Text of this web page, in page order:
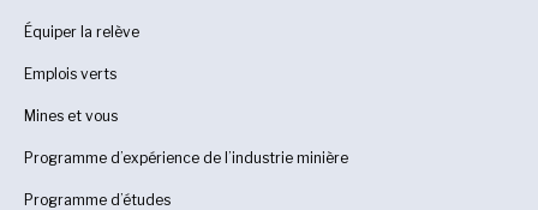
Équiper la relève
Emplois verts
Mines et vous
Programme d’expérience de l’industrie minière
Programme d’études